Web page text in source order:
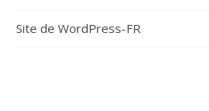
Site de WordPress-FR